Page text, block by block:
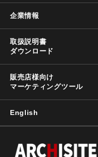
企業情報
取扱説明書
ダウンロード
販売店様向け
マーケティングツール
English